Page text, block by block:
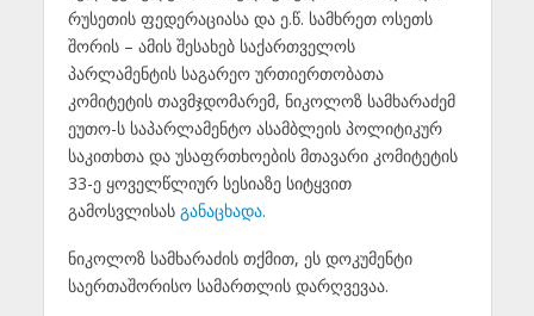
რუსეთის ფედერაციასა და ე.წ. სამხრეთ ოსეთს
შორის – ამის შესახებ საქართველოს
პარლამენტის საგარეო ურთიერთობათა
კომიტეტის თავმჯდომარემ, ნიკოლოზ სამხარაძემ
ეუთო-ს საპარლამენტო ასამბლეის პოლიტიკურ
საკითხთა და უსაფრთხოების მთავარი კომიტეტის
33-ე ყოველწლიურ სესიაზე სიტყვით
გამოსვლისას განაცხადა.
ნიკოლოზ სამხარაძის თქმით, ეს დოკუმენტი
საერთაშორისო სამართლის დარღვევაა.